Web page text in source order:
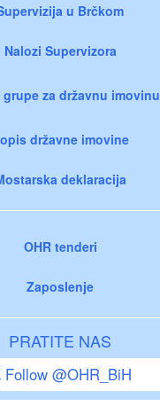
u Brčkom
Nalozi Supervizora
grupe za državnu imovinu
državne imovine
deklaracija
OHR tenderi
Zaposlenje
PRATITE NAS
Follow @OHR_BiH